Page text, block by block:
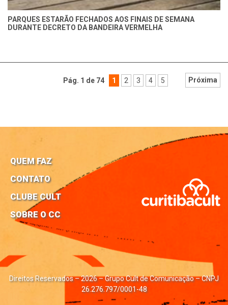
PARQUES ESTARÃO FECHADOS AOS FINAIS DE SEMANA
DURANTE DECRETO DA BANDEIRA VERMELHA
Pág. 1 de 74 1 2 3 4 5 Próxima
QUEM FAZ
CONTATO
CLUBE CULT
SOBRE O CC
Direitos Reservados – 2026 – Grupo Cult de Comunicação – CNPJ
26.276.797/0001-48